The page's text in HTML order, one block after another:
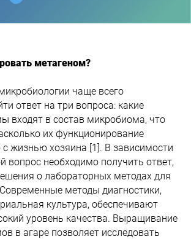
метагеном?
чаще всего
ответ на три вопроса: какие
входят в состав микробиома, что
их функционирование
жизнью хозяина [1]. В зависимости
вопрос необходимо получить ответ,
о лабораторных методах для
методы диагностики,
культура, обеспечивают
уровень качества. Выращивание
в агаре позволяет исследовать